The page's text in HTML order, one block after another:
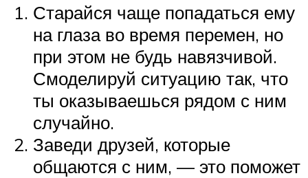
Старайся чаще попадаться ему
на глаза во время перемен, но
при этом не будь навязчивой.
Смоделируй ситуацию так, что
ты оказываешься рядом с ним
случайно.
Заведи друзей, которые
общаются с ним, — это поможет